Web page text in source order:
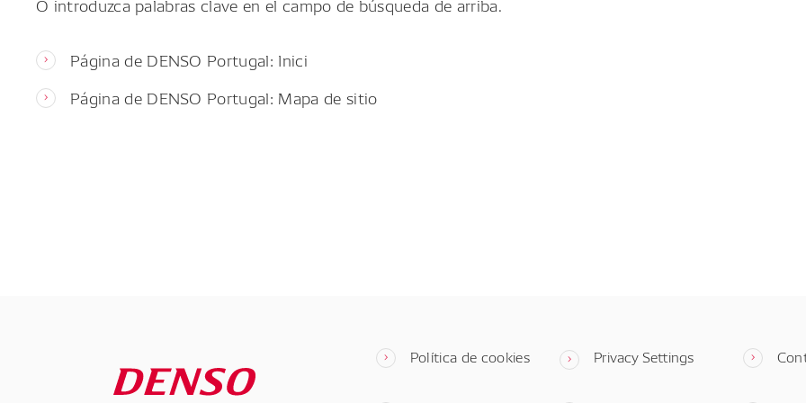
Página de DENSO Portugal: Inici
Página de DENSO Portugal: Mapa de sitio
Política de cookies Privacy Settings